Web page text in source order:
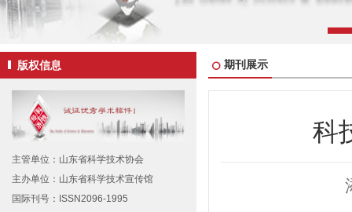
版权信息
主管单位：山东省科学技术协会
主办单位：山东省科学技术宣传馆
国际刊号：ISSN2096-1995
期刊展示
科